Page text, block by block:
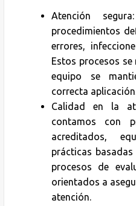
Atención
procedimientos
errores,
Estos procesos
equipo se
correcta
Calidad en la
contamos con
acreditados,
prácticas
procesos de
orientados a
atención.